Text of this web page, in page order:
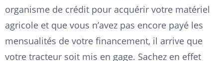
organisme de crédit pour acquérir votre matériel
agricole et que vous n’avez pas encore payé les
mensualités de votre financement, il arrive que
votre tracteur soit mis en gage. Sachez en effet